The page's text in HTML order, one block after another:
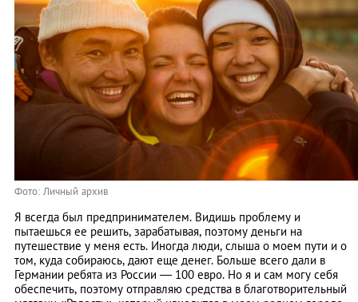
Фото: Личный архив
Я всегда был предпринимателем. Видишь проблему и
пытаешься ее решить, зарабатывая, поэтому деньги на
путешествие у меня есть. Иногда люди, слыша о моем пути и о
том, куда собираюсь, дают еще денег. Больше всего дали в
Германии ребята из России — 100 евро. Но я и сам могу себя
обеспечить, поэтому отправляю средства в благотворительный